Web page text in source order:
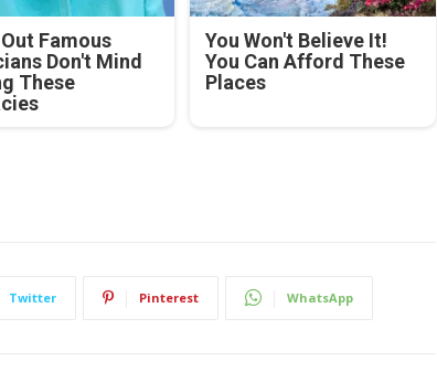
Famous
Don't Mind
These
You Won't Believe It!
You Can Afford These
Places
Twitter Pinterest WhatsApp